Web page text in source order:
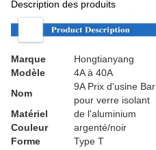
Description des produits
Marque
Hongtianyang
Modèle
4A à 40A
Nom
9A Prix d'usine
pour verre isolant
Matériel
de l'aluminium
Couleur
argenté/noir
Forme
Type T